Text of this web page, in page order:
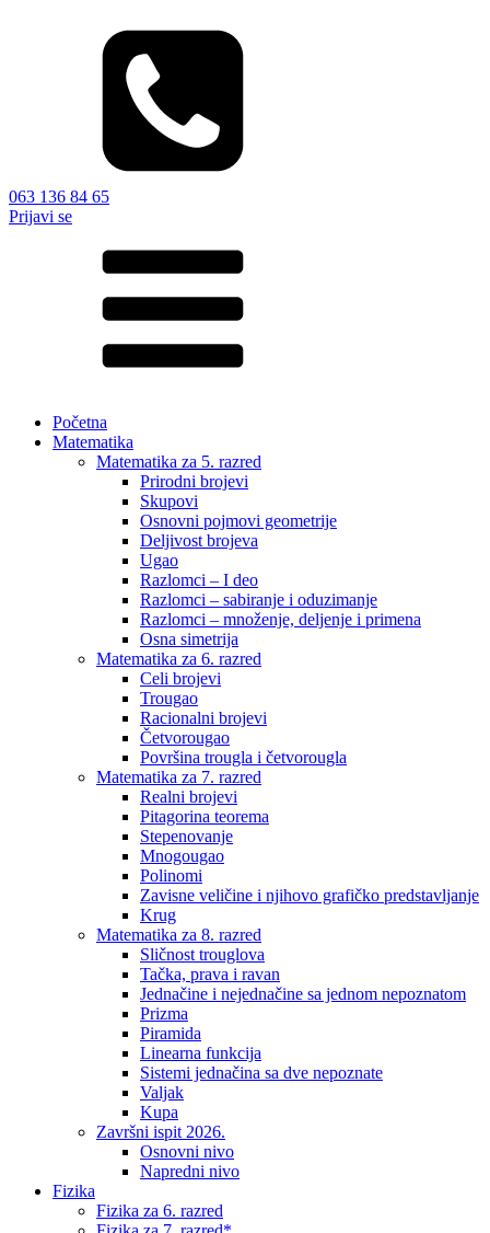
063 136 84 65
Prijavi se
Početna
Matematika
Matematika za 5. razred
Prirodni brojevi
Skupovi
Osnovni pojmovi geometrije
Deljivost brojeva
Ugao
Razlomci – I deo
Razlomci – sabiranje i oduzimanje
Razlomci – množenje, deljenje i primena
Osna simetrija
Matematika za 6. razred
Celi brojevi
Trougao
Racionalni brojevi
Četvorougao
Površina trougla i četvorougla
Matematika za 7. razred
Realni brojevi
Pitagorina teorema
Stepenovanje
Mnogougao
Polinomi
Zavisne veličine i njihovo grafičko predstavljanje
Krug
Matematika za 8. razred
Sličnost trouglova
Tačka, prava i ravan
Jednačine i nejednačine sa jednom nepoznatom
Prizma
Piramida
Linearna funkcija
Sistemi jednačina sa dve nepoznate
Valjak
Kupa
Završni ispit 2026.
Osnovni nivo
Napredni nivo
Fizika
Fizika za 6. razred